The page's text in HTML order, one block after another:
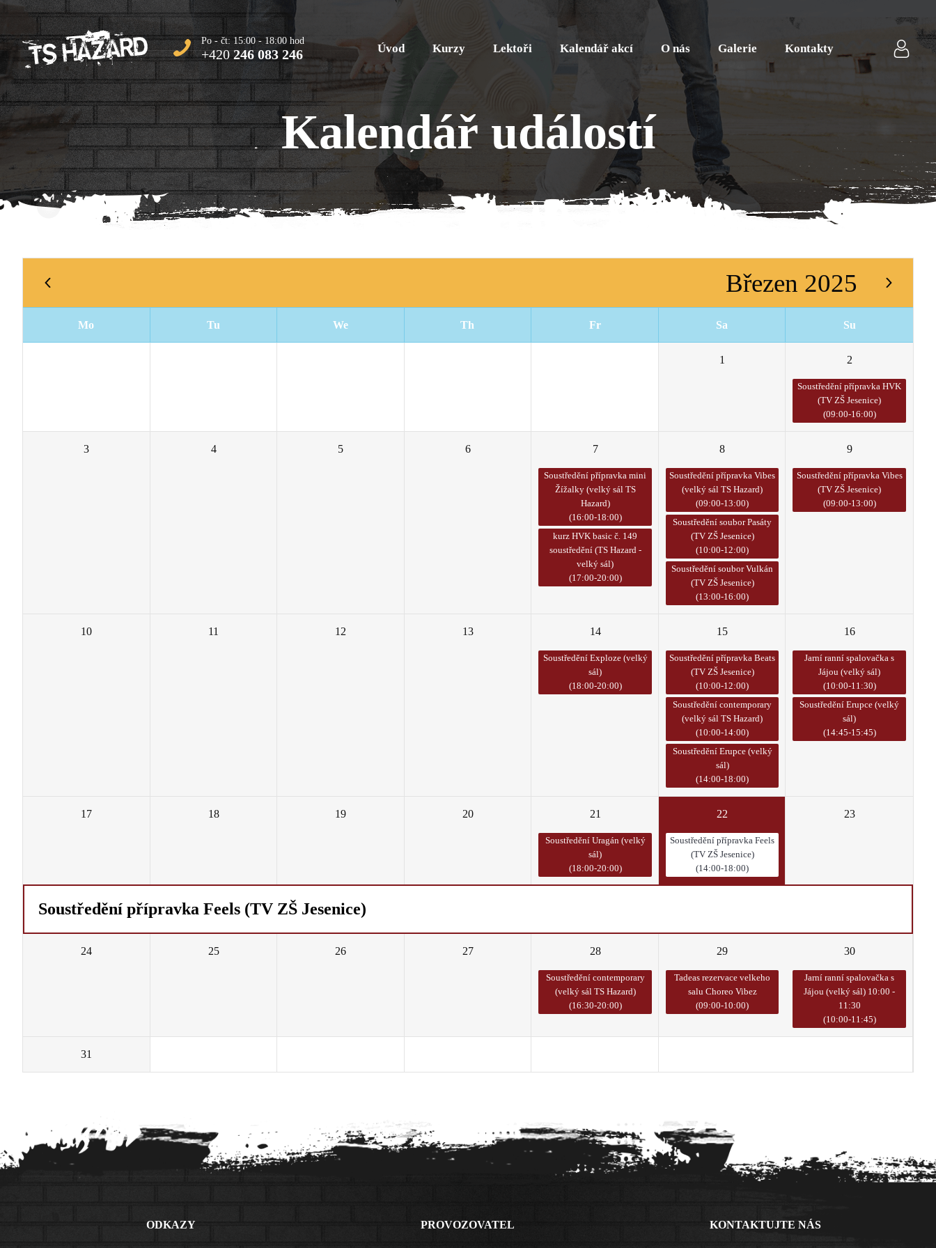
Po - čt: 15:00 - 18:00 hod
+420246 083 246 Úvod Kurzy Lektoři Kalendář akcí O nás Galerie Kontakty
Kalendář událostí
Březen 2025
Mo Tu We Th Fr Sa Su
1 2
Soustředění přípravka HVK
(TV ZŠ Jesenice)
(09:00-16:00)
3 4 5 6 7
Soustředění přípravka mini
Žížalky (velký sál TS
Hazard)
(16:00-18:00)
kurz HVK basic č. 149
soustředění (TS Hazard -
velký sál)
(17:00-20:00)
8
Soustředění přípravka Vibes
(velký sál TS Hazard)
(09:00-13:00)
Soustředění soubor Pasáty
(TV ZŠ Jesenice)
(10:00-12:00)
Soustředění soubor Vulkán
(TV ZŠ Jesenice)
(13:00-16:00)
9
Soustředění přípravka Vibes
(TV ZŠ Jesenice)
(09:00-13:00)
10 11 12 13 14
Soustředění Exploze (velký
sál)
(18:00-20:00)
15
Soustředění přípravka Beats
(TV ZŠ Jesenice)
(10:00-12:00)
Soustředění contemporary
(velký sál TS Hazard)
(10:00-14:00)
Soustředění Erupce (velký
sál)
(14:00-18:00)
16
Jarní ranní spalovačka s
Jájou (velký sál)
(10:00-11:30)
Soustředění Erupce (velký
sál)
(14:45-15:45)
17 18 19 20 21
Soustředění Uragán (velký
sál)
(18:00-20:00)
22
Soustředění přípravka Feels
(TV ZŠ Jesenice)
(14:00-18:00)
23
Soustředění přípravka Feels (TV ZŠ Jesenice)
24 25 26 27 28
Soustředění contemporary
(velký sál TS Hazard)
(16:30-20:00)
29
Tadeas rezervace velkeho
salu Choreo Vibez
(09:00-10:00)
30
Jarní ranní spalovačka s
Jájou (velký sál) 10:00 -
11:30
(10:00-11:45)
31
ODKAZY PROVOZOVATEL KONTAKTUJTE NÁS